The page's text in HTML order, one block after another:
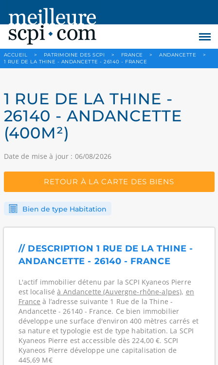
ACCUEIL > PATRIMOINE DES SCPI > FRANCE > ANDANCETTE
>
1 RUE DE LA THINE - ANDANCETTE - 26140 - FRANCE
1 RUE DE LA THINE -
26140 - ANDANCETTE
(400M²)
Date de mise à jour : 06/08/2026
RETOUR À LA CARTE DES BIENS
Bien de type Habitation
// DESCRIPTION 1 RUE DE LA THINE -
ANDANCETTE - 26140 - FRANCE
L'actif immobilier détenu par la SCPI Kyaneos Pierre
est localiséà Andancette (Auvergne-rhône-alpes), en
France à l’adresse suivante 1 Rue de la Thine -
Andancette - 26140 - France. Ce bien immobilier
développe une surface d'environ 400 mètres carrés et
sa nature et typologie est de type habitation. La SCPI
Kyaneos Pierre est accessible dès 224,00 €. SCPI
Kyaneos Pierre développe une capitalisation de
445,69 M€